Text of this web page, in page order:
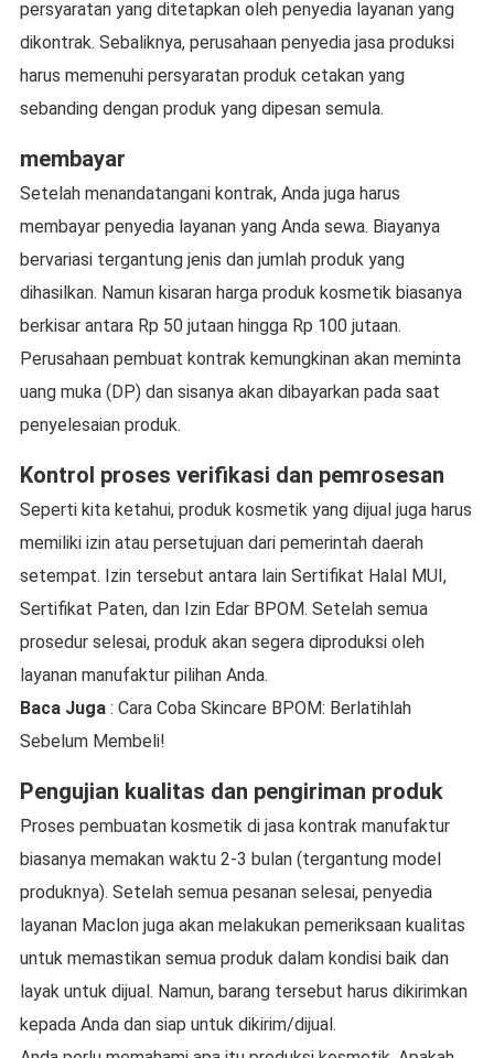
persyaratan yang ditetapkan oleh penyedia layanan yang
dikontrak. Sebaliknya, perusahaan penyedia jasa produksi
harus memenuhi persyaratan produk cetakan yang
sebanding dengan produk yang dipesan semula.
membayar
Setelah menandatangani kontrak, Anda juga harus
membayar penyedia layanan yang Anda sewa. Biayanya
bervariasi tergantung jenis dan jumlah produk yang
dihasilkan. Namun kisaran harga produk kosmetik biasanya
berkisar antara Rp 50 jutaan hingga Rp 100 jutaan.
Perusahaan pembuat kontrak kemungkinan akan meminta
uang muka (DP) dan sisanya akan dibayarkan pada saat
penyelesaian produk.
Kontrol proses verifikasi dan pemrosesan
Seperti kita ketahui, produk kosmetik yang dijual juga harus
memiliki izin atau persetujuan dari pemerintah daerah
setempat. Izin tersebut antara lain Sertifikat Halal MUI,
Sertifikat Paten, dan Izin Edar BPOM. Setelah semua
prosedur selesai, produk akan segera diproduksi oleh
layanan manufaktur pilihan Anda.
Baca Juga: Cara Coba Skincare BPOM: Berlatihlah
Sebelum Membeli!
Pengujian kualitas dan pengiriman produk
Proses pembuatan kosmetik di jasa kontrak manufaktur
biasanya memakan waktu 2-3 bulan (tergantung model
produknya). Setelah semua pesanan selesai, penyedia
layanan Maclon juga akan melakukan pemeriksaan kualitas
untuk memastikan semua produk dalam kondisi baik dan
layak untuk dijual. Namun, barang tersebut harus dikirimkan
kepada Anda dan siap untuk dikirim/dijual.